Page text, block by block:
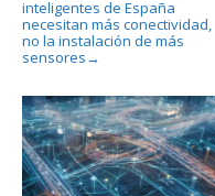
inteligentes de España
necesitan más conectividad,
no la instalación de más
sensores →